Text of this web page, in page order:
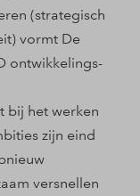
(strategisch
vormt De
ontwikkelings-
bij het werken
zijn eind
versnellen